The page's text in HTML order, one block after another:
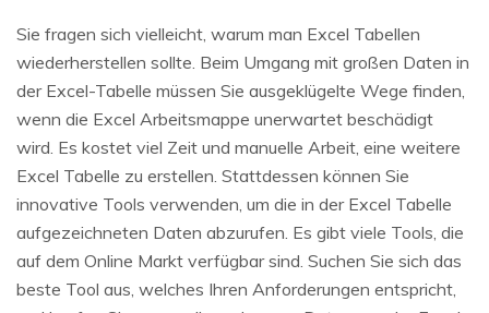
Sie fragen sich vielleicht, warum man Excel Tabellen
wiederherstellen sollte. Beim Umgang mit großen Daten in
der Excel-Tabelle müssen Sie ausgeklügelte Wege finden,
wenn die Excel Arbeitsmappe unerwartet beschädigt
wird. Es kostet viel Zeit und manuelle Arbeit, eine weitere
Excel Tabelle zu erstellen. Stattdessen können Sie
innovative Tools verwenden, um die in der Excel Tabelle
aufgezeichneten Daten abzurufen. Es gibt viele Tools, die
auf dem Online Markt verfügbar sind. Suchen Sie sich das
beste Tool aus, welches Ihren Anforderungen entspricht,